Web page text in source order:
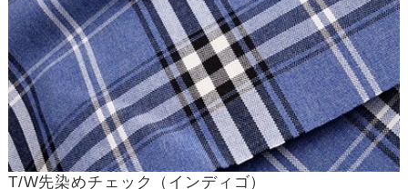
T/W先染めチェック（インディゴ）